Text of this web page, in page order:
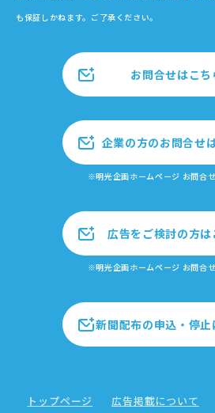
も保証しかねます。ご了承ください。
お問合せはこち
企業の方のお問合せ
※明光企画ホームページ お問合
広告をご検討の方は
※明光企画ホームページ お問合
新聞配布の申込・停止
トップページ 広告掲載について